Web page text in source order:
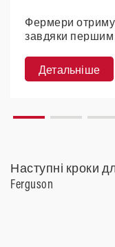
Фермери
завдяки першим
Детальніше
Наступні кроки
Ferguson